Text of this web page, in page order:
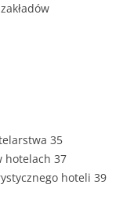
35
hotelach 37
hoteli 39